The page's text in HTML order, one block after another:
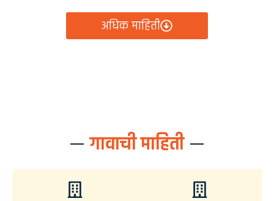
अधिक माहिती
गावाची माहिती